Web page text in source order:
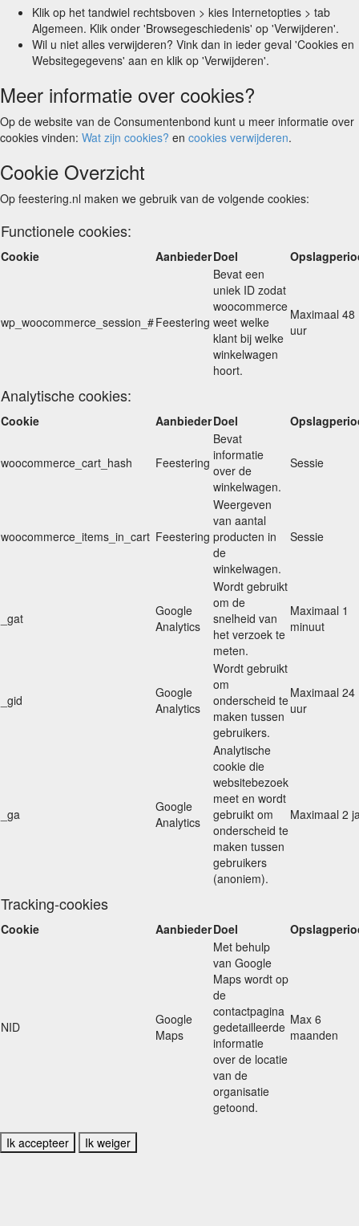
Klik op het tandwiel rechtsboven > kies Internetopties > tab
Algemeen. Klik onder 'Browsegeschiedenis' op 'Verwijderen'.
Wil u niet alles verwijderen? Vink dan in ieder geval 'Cookies en
Websitegegevens' aan en klik op 'Verwijderen'.
Meer informatie over cookies?
Op de website van de Consumentenbond kunt u meer informatie over
cookies vinden: Wat zijn cookies? en cookies verwijderen.
Cookie Overzicht
Op feestering.nl maken we gebruik van de volgende cookies:
Functionele cookies:
Cookie AanbiederDoel
wp_woocommerce_session_#Feestering
Bevat een
uniek ID zodat
woocommerce
weet welke
klant bij welke
winkelwagen
hoort.
Maximaal 48
uur
Analytische cookies:
Cookie AanbiederDoel
woocommerce_cart_hash Feestering
Bevat
informatie
over de
winkelwagen.
Sessie
woocommerce_items_in_cart Feestering
Weergeven
van aantal
producten in
de
winkelwagen.
Sessie
_gat
Google
Analytics
Wordt gebruikt
om de
snelheid van
het verzoek te
meten.
Maximaal 1
minuut
_gid
Google
Analytics
Wordt gebruikt
om
onderscheid te
maken tussen
gebruikers.
Maximaal 24
uur
_ga
Google
Analytics
Analytische
cookie die
websitebezoek
meet en wordt
gebruikt om
onderscheid te
maken tussen
gebruikers
(anoniem).
Maximaal 2
Tracking-cookies
Cookie AanbiederDoel
NID
Google
Maps
Met behulp
van Google
Maps wordt op
de
contactpagina
gedetailleerde
informatie
over de locatie
van de
organisatie
getoond.
Max 6
maanden
Ik accepteer Ik weiger